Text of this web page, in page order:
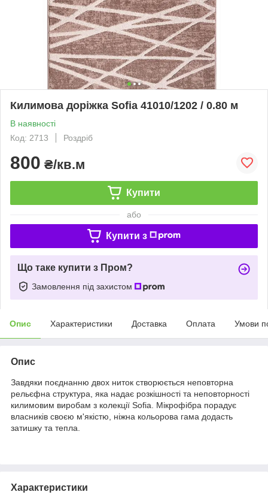
Килимова доріжка Sofia 41010/1202 / 0.80 м
В наявності
Код: 2713
Роздріб
800 ₴/кв.м
Купити
або
Купити з
Що таке купити з Пром?
Замовлення під захистом
Опис Характеристики Доставка Оплата Умови
Опис
Завдяки поєднанню двох ниток створюється неповторна
рельєфна структура, яка надає розкішності та неповторності
килимовим виробам з колекції Sofia. Мікрофібра порадує
власників своєю м'якістю, ніжна кольорова гама додасть
затишку та тепла.
Характеристики